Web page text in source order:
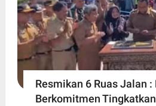
Resmikan 6 Ruas Jalan
Berkomitmen